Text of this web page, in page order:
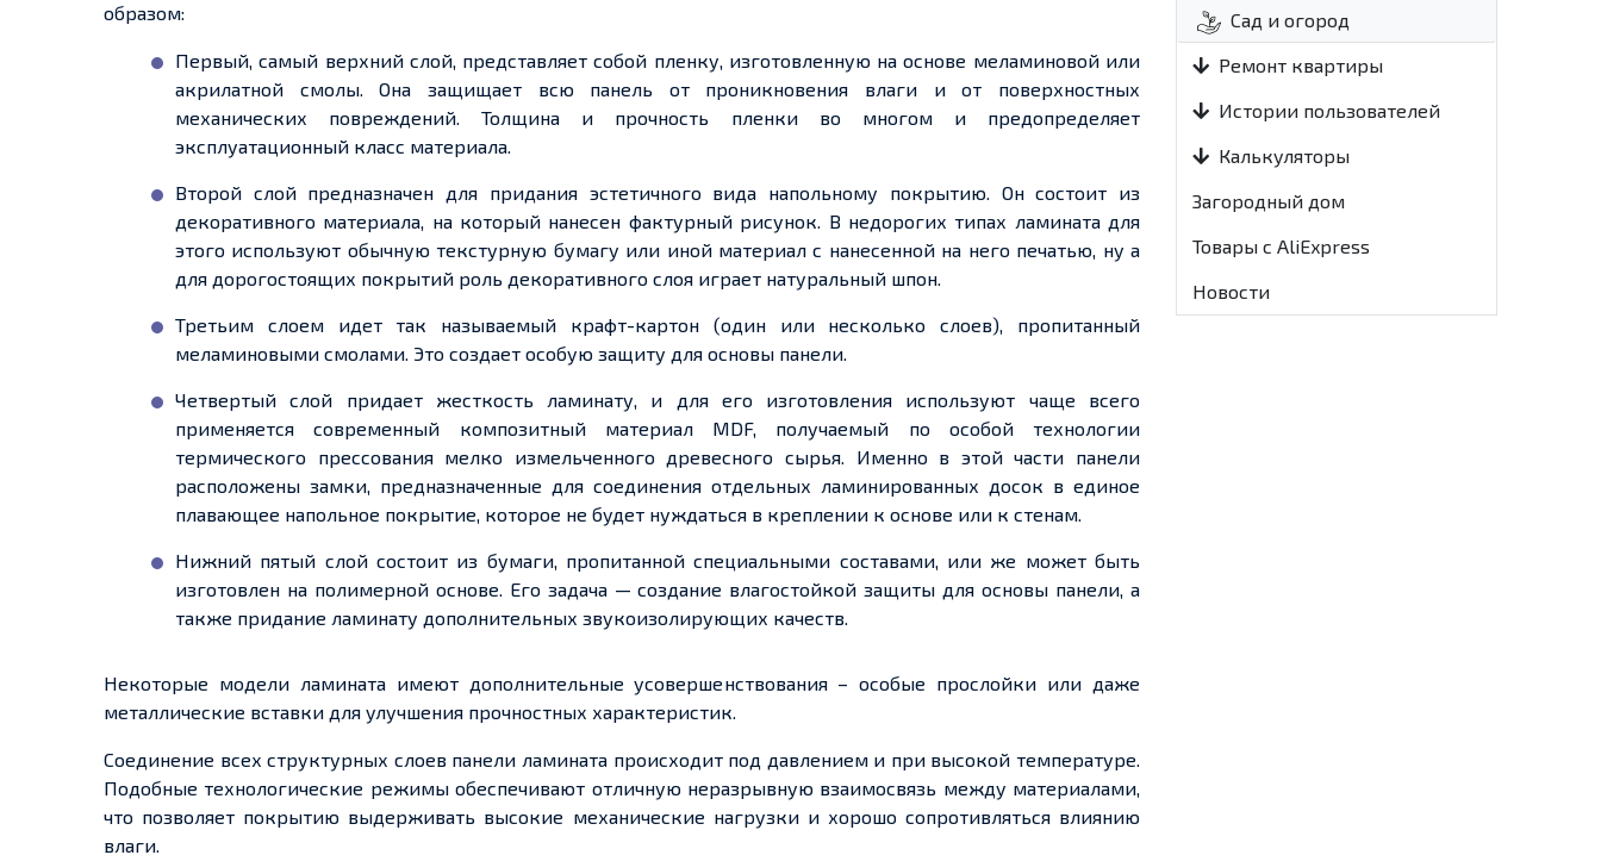
образом:
Первый, самый верхний слой, представляет собой пленку, изготовленную на основе меламиновойили
акрилатной смолы. Она защищает всю панель от проникновения влаги и от поверхностных
механических повреждений. Толщина и прочность пленкиво многом и предопределяет
эксплуатационный класс материала.
Второй слой предназначен для приданияэстетичного вида напольному покрытию. Он состоит из
декоративного материала, на который нанесен фактурный рисунок. В недорогих типах ламината для
этого используют обычную текстурную бумагу или иной материал с нанесеннойна него печатью, ну а
для дорогостоящих покрытий роль декоративного слоя играет натуральный шпон.
Третьим слоем идеттак называемый крафт-картон (один или несколькослоев), пропитанный
меламиновыми смолами. Это создает особую защиту для основы панели.
Четвертый слой придает жесткость ламинату, и для его изготовления используют чаще всего
применяется современный композитный материал MDF, получаемый по особой технологии
термического прессования мелко измельченного древесного сырья. Именно в этой части панели
расположены замки, предназначенные для соединения отдельных ламинированных досок в единое
плавающее напольное покрытие, которое не будет нуждаться в креплении к основе или к стенам.
Нижний пятый слой состоит из бумаги, пропитанной специальными составами, или же может быть
изготовлен на полимерной основе. Его задача — создание влагостойкой защиты для основы панели, а
также придание ламинату дополнительных звукоизолирующих качеств.
Некоторые модели ламината имеют дополнительные усовершенствования – особые прослойки или даже
металлические вставки для улучшения прочностных характеристик.
Соединение всех структурных слоев панели ламината происходит под давлением и при высокой температуре.
Подобные технологические режимы обеспечивают отличную неразрывную взаимосвязь между материалами,
что позволяет покрытию выдерживать высокие механические нагрузки и хорошо сопротивляться влиянию
влаги.
Сад и огород
Ремонт квартиры
Истории пользователей
Калькуляторы
Загородный дом
Товары с AliExpress
Новости